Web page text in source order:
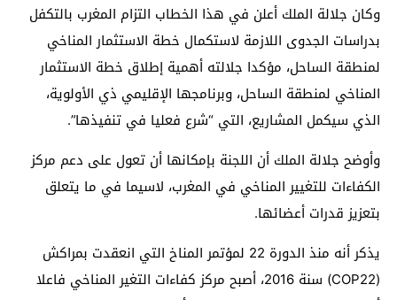
وكان جلالة الملك أعلن في هذا الخطاب التزام المغرب بالتكفل
بدراسات الجدوى اللازمة لاستكمال خطة الاستثمار المناخي
لمنطقة الساحل، مؤكدا جلالته أهمية إطلاق خطة الاستثمار
المناخي لمنطقة الساحل، وبرنامجها الإقليمي ذي الأولوية،
الذي سيكمل المشاريع، التي “شرع فعليا في تنفيذها”.
وأوضح جلالة الملك أن اللجنة بإمكانها أن تعول على دعم مركز
الكفاءات للتغيير المناخي في المغرب، لاسيما في ما يتعلق
بتعزيز قدرات أعضائها.
يذكر أنه منذ الدورة 22 لمؤتمر المناخ التي انعقدت بمراكش
(COP22) سنة 2016، أصبح مركز كفاءات التغير المناخي فاعلا